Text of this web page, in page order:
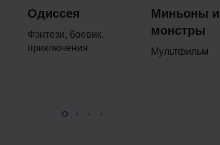
Одиссея
Фэнтези, боевик,
приключения
Миньоны и
монстры
Мультфильм